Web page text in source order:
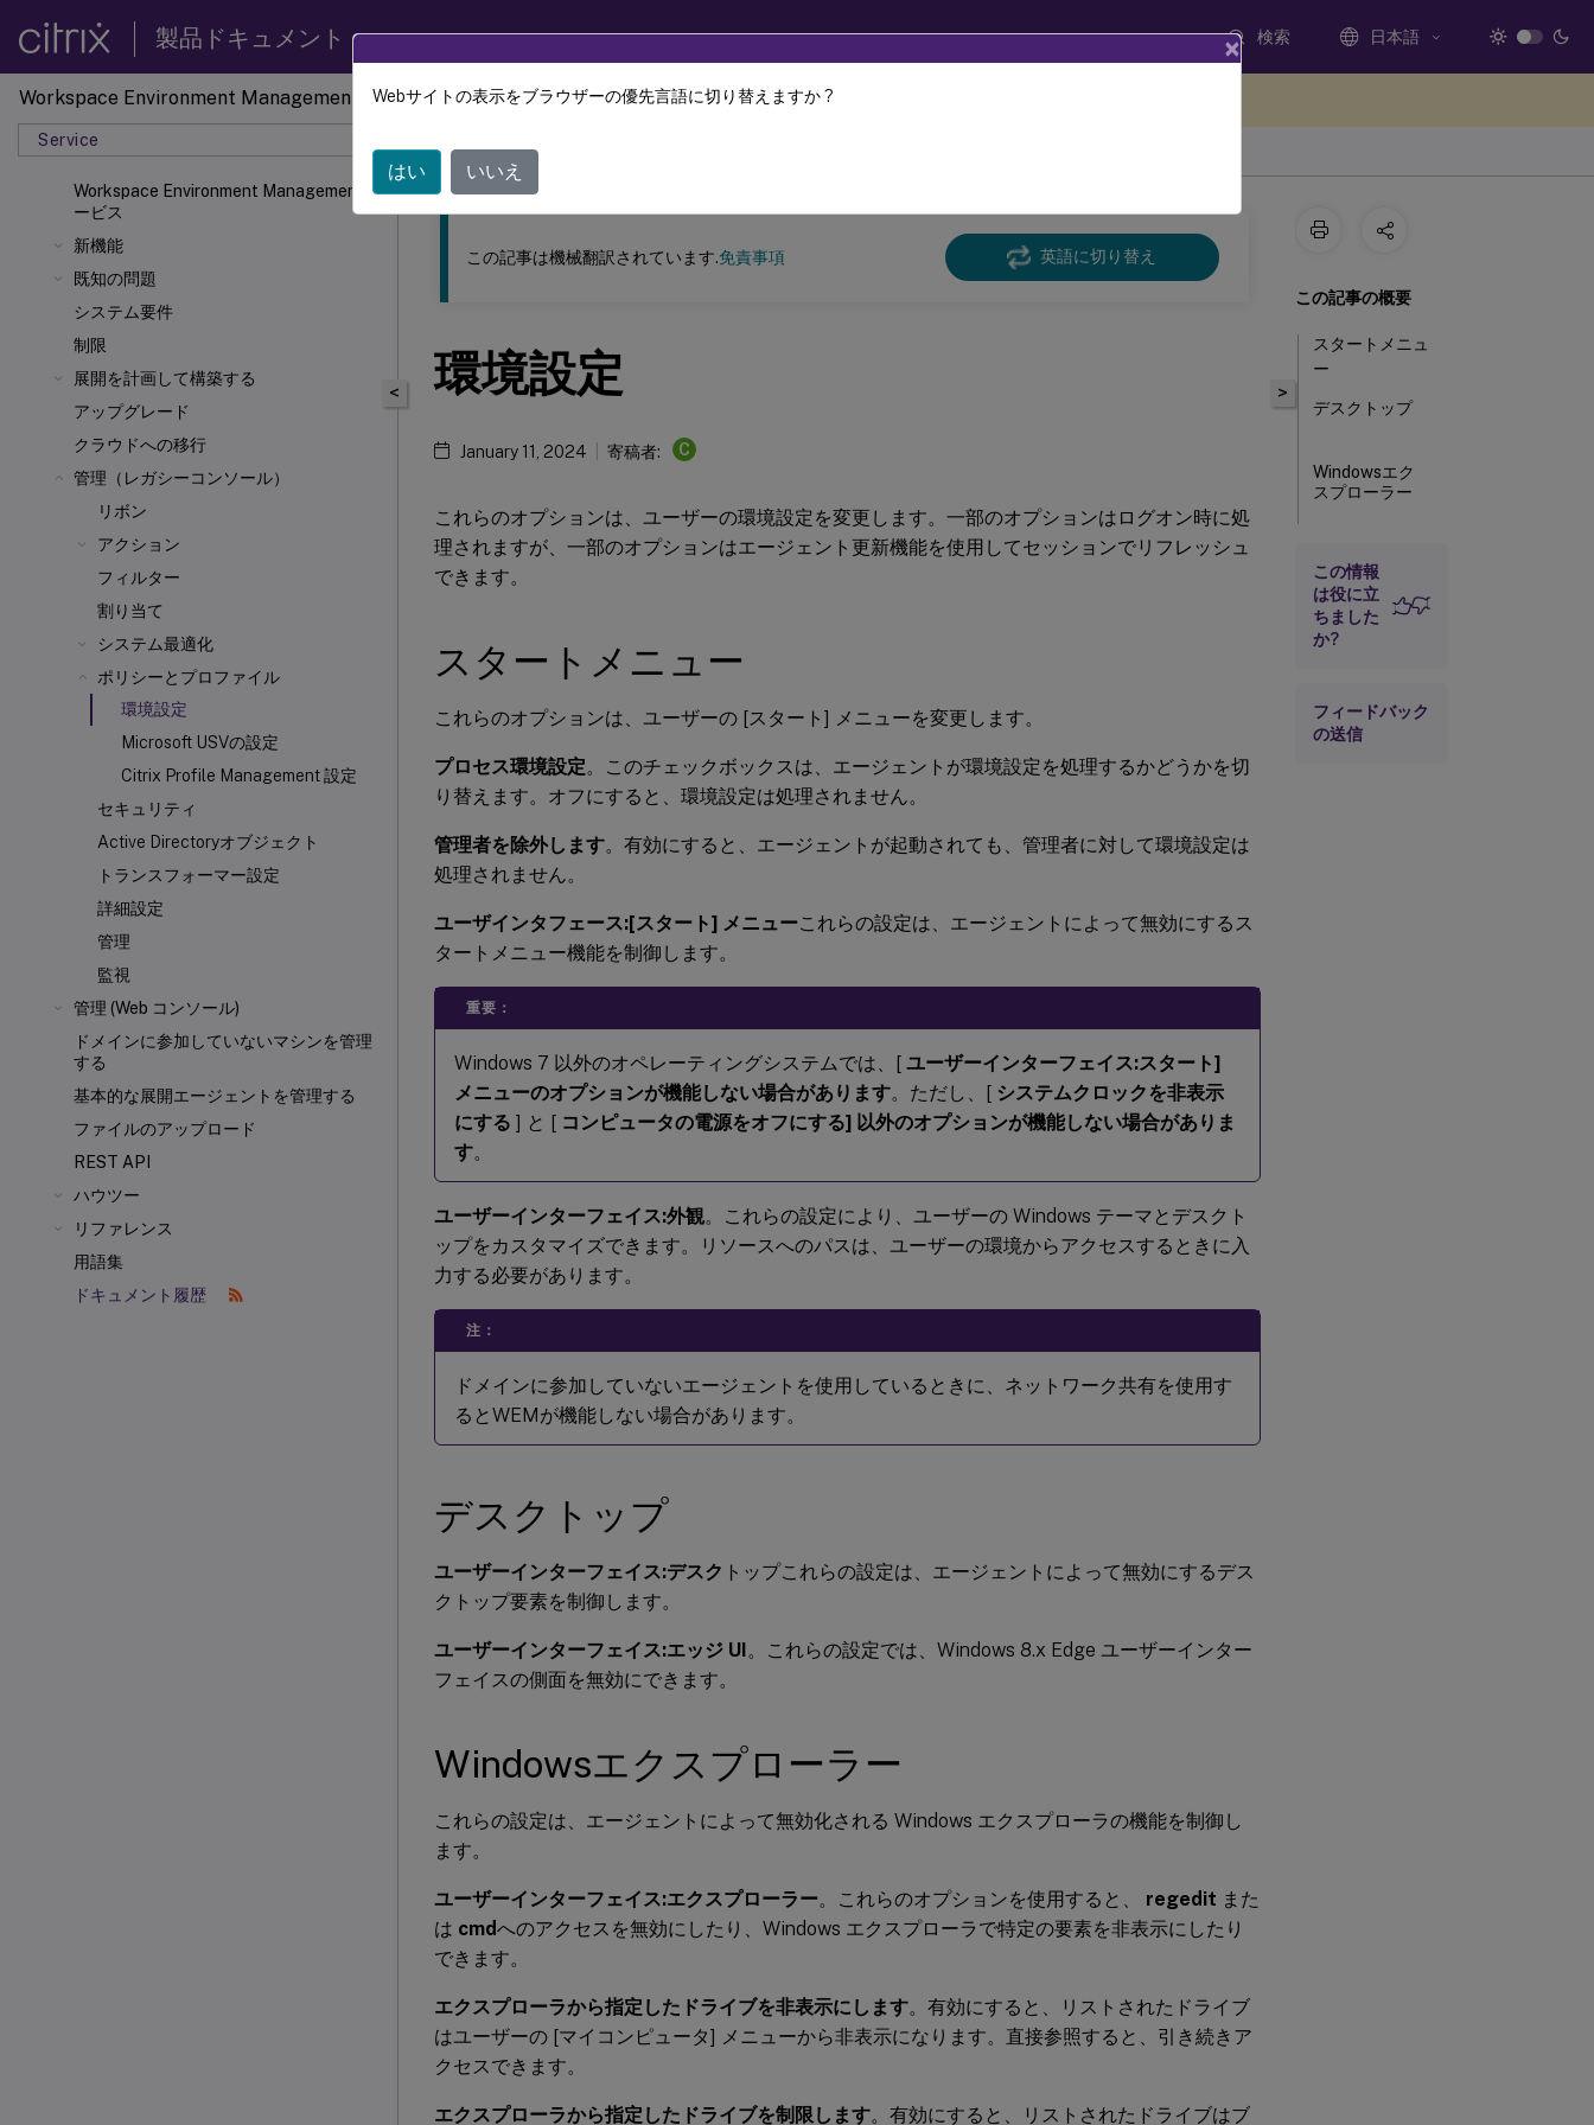
製品ドキュメント 検索 日本語
Workspace Environment Management
Service
Workspace Environment Managementサ
ービス
新機能
既知の問題
システム要件
制限
展開を計画して構築する
アップグレード
クラウドへの移行
管理（レガシーコンソール）
リボン
アクション
フィルター
割り当て
システム最適化
ポリシーとプロファイル
環境設定
Microsoft USVの設定
Citrix Profile Management 設定
セキュリティ
Active Directoryオブジェクト
トランスフォーマー設定
詳細設定
管理
監視
管理 (Web コンソール)
ドメインに参加していないマシンを管理
する
基本的な展開エージェントを管理する
ファイルのアップロード
REST API
ハウツー
リファレンス
用語集
ドキュメント履歴
このコンテンツは動的に機械翻訳されています。
ワークスペース環境管理
<
この記事は機械翻訳されています.免責事項 英語に切り替え
環境設定
January 11, 2024 寄稿者: C
これらのオプションは、ユーザーの環境設定を変更します。一部のオプションはログオン時に処
理されますが、一部のオプションはエージェント更新機能を使用してセッションでリフレッシュ
できます。
スタートメニュー
これらのオプションは、ユーザーの [スタート] メニューを変更します。
プロセス環境設定。このチェックボックスは、エージェントが環境設定を処理するかどうかを切
り替えます。オフにすると、環境設定は処理されません。
管理者を除外します。有効にすると、エージェントが起動されても、管理者に対して環境設定は
処理されません。
ユーザインタフェース:[スタート] メニューこれらの設定は、エージェントによって無効にするス
タートメニュー機能を制御します。
重要：
Windows 7 以外のオペレーティングシステムでは、[ ユーザーインターフェイス:スタート]
メニューのオプションが機能しない場合があります。ただし、[ システムクロックを非表示
にする ] と [ コンピュータの電源をオフにする] 以外のオプションが機能しない場合がありま
す。
ユーザーインターフェイス:外観。これらの設定により、ユーザーの Windows テーマとデスクト
ップをカスタマイズできます。リソースへのパスは、ユーザーの環境からアクセスするときに入
力する必要があります。
注：
ドメインに参加していないエージェントを使用しているときに、ネットワーク共有を使用す
るとWEMが機能しない場合があります。
デスクトップ
ユーザーインターフェイス:デスク トップこれらの設定は、エージェントによって無効にするデス
クトップ要素を制御します。
ユーザーインターフェイス:エッジ UI。これらの設定では、Windows 8.x Edge ユーザーインター
フェイスの側面を無効にできます。
Windowsエクスプローラー
これらの設定は、エージェントによって無効化される Windows エクスプローラの機能を制御し
ます。
ユーザーインターフェイス:エクスプローラー。これらのオプションを使用すると、 regedit また
は cmdへのアクセスを無効にしたり、Windows エクスプローラで特定の要素を非表示にしたり
できます。
エクスプローラから指定したドライブを非表示にします。有効にすると、リストされたドライブ
はユーザーの [マイコンピュータ] メニューから非表示になります。直接参照すると、引き続きア
クセスできます。
エクスプローラから指定したドライブを制限します。有効にすると、リストされたドライブはブ
>
この記事の概要
スタートメニュ
ー
デスクトップ
Windowsエク
スプローラー
パネル]
既知のフォルダ
管理
ーニング
この情報
は役に立
ちました
か?
フィードバック
の送信
×
Webサイトの表示をブラウザーの優先言語に切り替えますか ?
はい いいえ